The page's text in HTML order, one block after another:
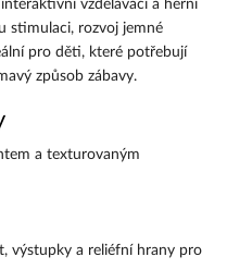
vzdělávací a herní
stimulaci, rozvoj jemné
pro děti, které potřebují
způsob zábavy.
a texturovaným
výstupky a reliéfní hrany pro